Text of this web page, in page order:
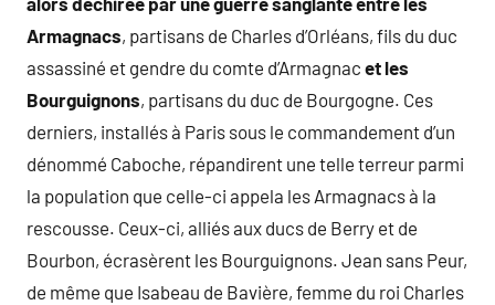
Armagnacs, partisans de Charles d’Orléans, fils du duc
assassiné et gendre du comte d’Armagnac et les
Bourguignons, partisans du duc de Bourgogne. Ces
derniers, installés à Paris sous le commandement d’un
dénommé Caboche, répandirent une telle terreur parmi
la population que celle-ci appela les Armagnacs à la
rescousse. Ceux-ci, alliés aux ducs de Berry et de
Bourbon, écrasèrent les Bourguignons. Jean sans Peur,
de même que Isabeau de Bavière, femme du roi Charles